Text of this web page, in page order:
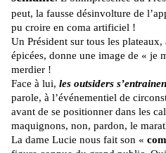
peut, la fausse désinvolture de
pu croire en coma artificiel !
Un Président sur tous les plateaux,
épicées, donne une image de « je
merdier !
Face à lui, les outsiders
parole, à l’événementiel de
avant de se positionner dans les
maquignons, non, pardon, le
La dame Lucie nous fait son «